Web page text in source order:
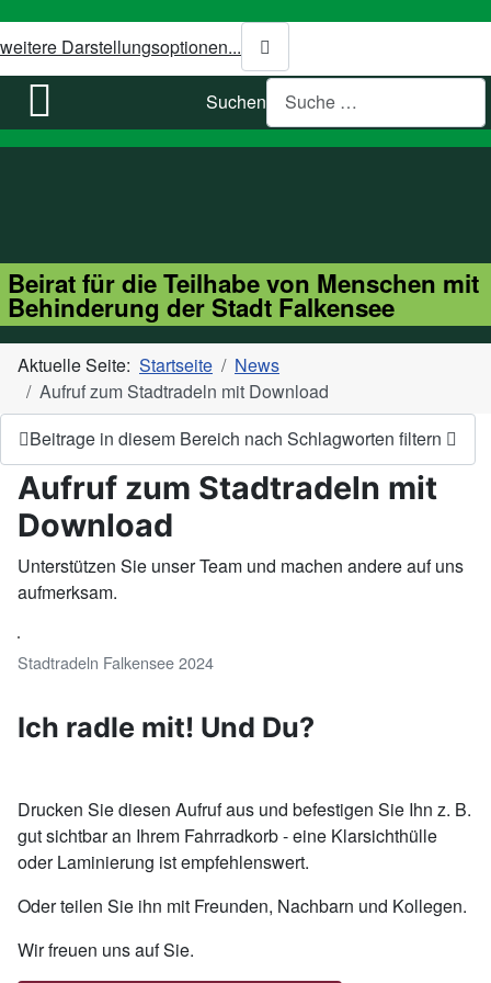
weitere Darstellungsoptionen...
Suchen
Beirat für die Teilhabe von Menschen mit
Behinderung der Stadt Falkensee
Aktuelle Seite: Startseite
News
Aufruf zum Stadtradeln mit Download
Beitrage in diesem Bereich nach Schlagworten filtern
Aufruf zum Stadtradeln mit
Download
Unterstützen Sie unser Team und machen andere auf uns
aufmerksam.
Stadtradeln Falkensee 2024
Ich radle mit! Und Du?
Drucken Sie diesen Aufruf aus und befestigen Sie Ihn z. B.
gut sichtbar an Ihrem Fahrradkorb - eine Klarsichthülle
oder Laminierung ist empfehlenswert.
Oder teilen Sie ihn mit Freunden, Nachbarn und Kollegen.
Wir freuen uns auf Sie.